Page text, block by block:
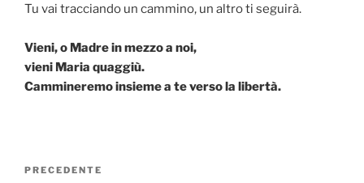
Tu vai tracciando un cammino, un altro ti seguirà.
Vieni, o Madre in mezzo a noi,
vieni Maria quaggiù.
Cammineremo insieme a te verso la libertà.
Navigazione
Articolo
PRECEDENTE